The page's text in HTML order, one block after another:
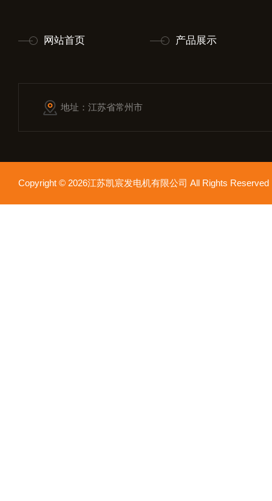
网站首页 产品展示
地址：江苏省常州市
Copyright © 2026江苏凯宸发电机有限公司 All Rights